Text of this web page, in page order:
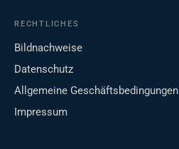
RECHTLICHES
Bildnachweise
Datenschutz
Allgemeine Geschäftsbedingungen
Impressum